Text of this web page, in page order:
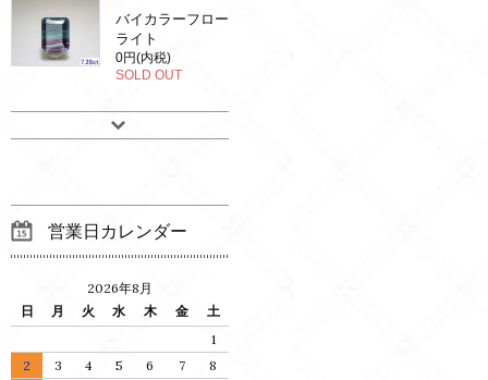
バイカラーフロー
ライト
0円(内税)
SOLD OUT
営業日カレンダー
2026年8月
日
月 火 水 木 金
土
1
2
3 4 5 6 7 8